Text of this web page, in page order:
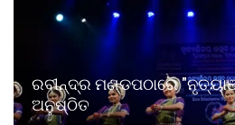
ରବୀନ୍ଦ୍ର ମଣ୍ଡପଠାରେ
ଅନୁଷ୍ଠିତ